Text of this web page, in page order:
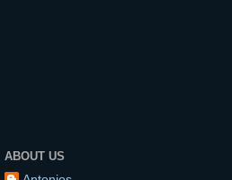
ABOUT US